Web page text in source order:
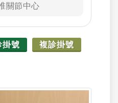
正及脊椎腫瘤治
篇有關脊柱手術論文
關節中心
掛號 複診掛號